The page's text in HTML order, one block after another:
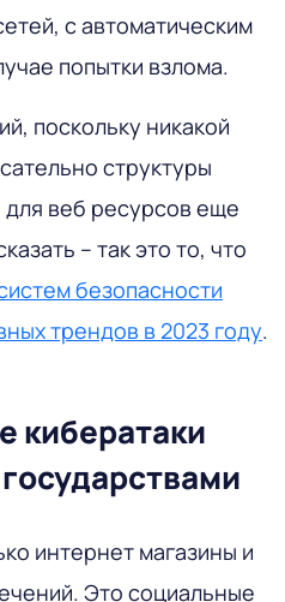
с автоматическим
попытки взлома.
поскольку никакой
структуры
веб ресурсов еще
– так это то, что
безопасности
трендов в 2023 году.
кибератаки
интернет магазины и
Это социальные